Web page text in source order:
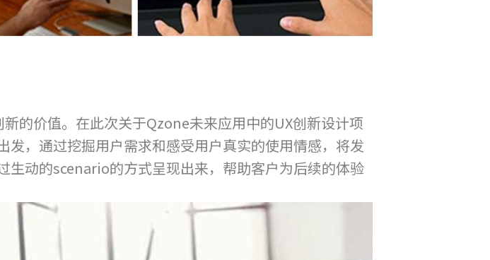
的价值。在此次关于Qzone未来应用中的UX创新设计项
，通过挖掘用户需求和感受用户真实的使用情感，将发
生动的scenario的方式呈现出来，帮助客户为后续的体验